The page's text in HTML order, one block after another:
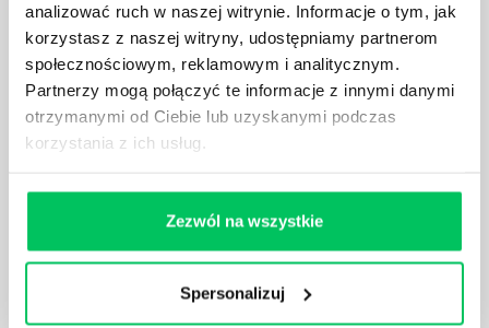
analizować ruch w naszej witrynie. Informacje o tym, jak
korzystasz z naszej witryny, udostępniamy partnerom
społecznościowym, reklamowym i analitycznym.
Partnerzy mogą połączyć te informacje z innymi danymi
otrzymanymi od Ciebie lub uzyskanymi podczas
korzystania z ich usług.
Zezwól na wszystkie
Spersonalizuj
ART.104. PRAWO BUDOWLANE
USTAWA z dnia 7 lipca 1994 r. Prawo budowlane
zmianami, które wejdą w 2 połowie 2020 roku)